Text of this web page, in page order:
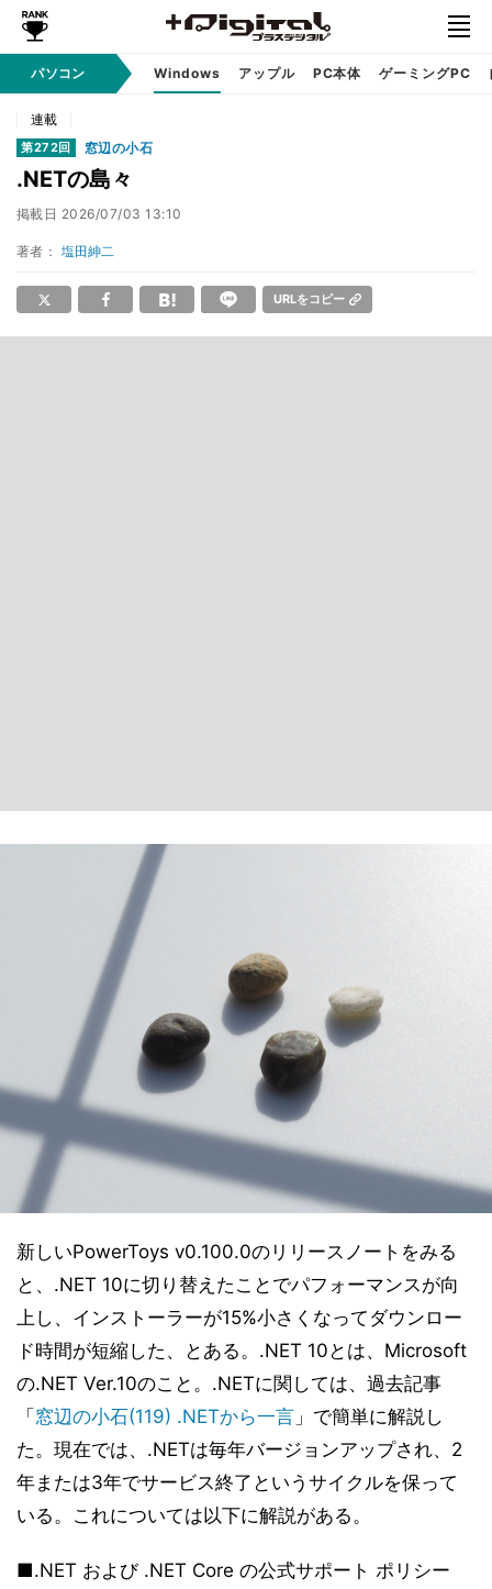
パソコン Windows アップル PC本体 ゲーミングPC
連載
第272回 窓辺の小石
.NETの島々
掲載日 2026/07/03 13:10
著者： 塩田紳二
URLをコピー
新しいPowerToys v0.100.0のリリースノートをみる
と、.NET 10に切り替えたことでパフォーマンスが向
上し、インストーラーが15%小さくなってダウンロー
ド時間が短縮した、とある。.NET 10とは、Microsoft
の.NET Ver.10のこと。.NETに関しては、過去記事
「 窓辺の小石(119) .NETから一言 」で簡単に解説し
た。現在では、.NETは毎年バージョンアップされ、2
年または3年でサービス終了というサイクルを保って
いる。これについては以下に解説がある。
■.NET および .NET Core の公式サポート ポリシー